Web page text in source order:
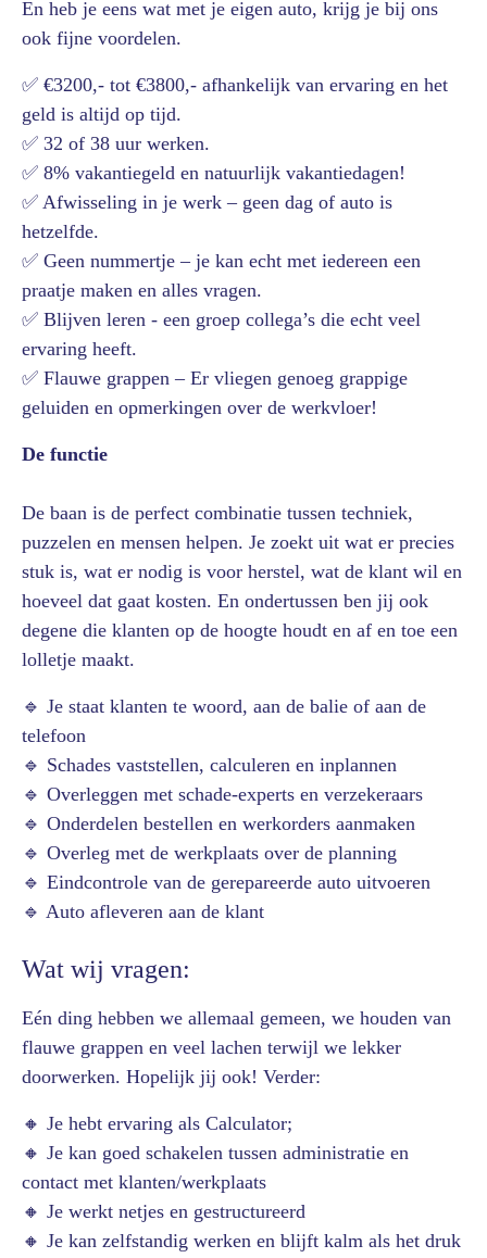
En heb je eens wat met je eigen auto, krijg je bij ons
ook fijne voordelen.
✅ €3200,- tot €3800,- afhankelijk van ervaring en het
geld is altijd op tijd.
✅ 32 of 38 uur werken.
✅ 8% vakantiegeld en natuurlijk vakantiedagen!
✅ Afwisseling in je werk – geen dag of auto is
hetzelfde.
✅ Geen nummertje – je kan echt met iedereen een
praatje maken en alles vragen.
✅ Blijven leren - een groep collega’s die echt veel
ervaring heeft.
✅ Flauwe grappen – Er vliegen genoeg grappige
geluiden en opmerkingen over de werkvloer!
De functie
De baan is de perfect combinatie tussen techniek,
puzzelen en mensen helpen. Je zoekt uit wat er precies
stuk is, wat er nodig is voor herstel, wat de klant wil en
hoeveel dat gaat kosten. En ondertussen ben jij ook
degene die klanten op de hoogte houdt en af en toe een
lolletje maakt.
🔹 Je staat klanten te woord, aan de balie of aan de
telefoon
🔹 Schades vaststellen, calculeren en inplannen
🔹 Overleggen met schade-experts en verzekeraars
🔹 Onderdelen bestellen en werkorders aanmaken
🔹 Overleg met de werkplaats over de planning
🔹 Eindcontrole van de gerepareerde auto uitvoeren
🔹 Auto afleveren aan de klant
Wat wij vragen:
Eén ding hebben we allemaal gemeen, we houden van
flauwe grappen en veel lachen terwijl we lekker
doorwerken. Hopelijk jij ook! Verder:
🔸 Je hebt ervaring als Calculator;
🔸 Je kan goed schakelen tussen administratie en
contact met klanten/werkplaats
🔸 Je werkt netjes en gestructureerd
🔸 Je kan zelfstandig werken en blijft kalm als het druk